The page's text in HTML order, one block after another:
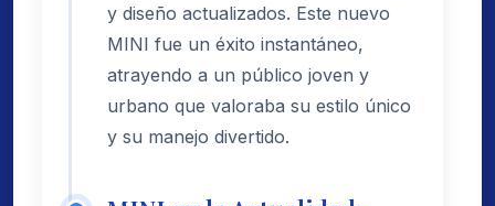
y diseño actualizados. Este nuevo
MINI fue un éxito instantáneo,
atrayendo a un público joven y
urbano que valoraba su estilo único
y su manejo divertido.